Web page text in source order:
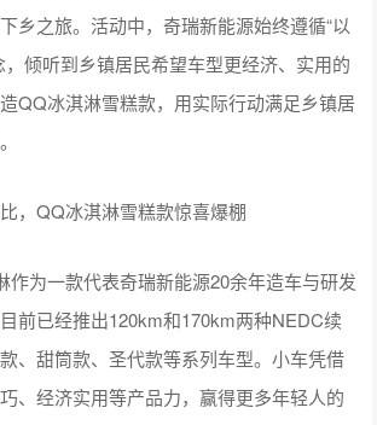
乡之旅。活动中，奇瑞新能源始终遵循“以
，倾听到乡镇居民希望车型更经济、实用的
QQ冰淇淋雪糕款，用实际行动满足乡镇居
QQ冰淇淋雪糕款惊喜爆棚
为一款代表奇瑞新能源20余年造车与研发
前已经推出120km和170km两种NEDC续
、甜筒款、圣代款等系列车型。小车凭借
、经济实用等产品力，赢得更多年轻人的